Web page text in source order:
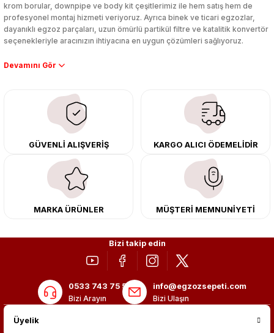
krom borular, downpipe ve body kit çeşitlerimiz ile hem satış hem de
profesyonel montaj hizmeti veriyoruz. Ayrıca binek ve ticari egzozlar,
dayanıklı egzoz parçaları, uzun ömürlü partikül filtre ve katalitik konvertör
seçenekleriyle aracınızın ihtiyacına en uygun çözümleri sağlıyoruz.
Performans artışı isteyen sürücüler için özel performans egzozları ve
çıkma orijinal ürünler ile yenileyebilir, body kit uygulamalarıyla aracınızın
tasarımını ve aerodinamisini üst seviyeye taşıyabilirsiniz.
Tüm ürünlerimiz orijinal, dayanıklı ve uzun ömürlüdür. İstanbul’daki montaj
merkezimizde profesyonel montaj yapıyor, Türkiye’nin her yerine güvenli
kargo ile teslimat gerçekleştiriyoruz. Aracınıza değer katmak için doğru
adres: Egzoz Sepeti.
GÜVENLİ ALIŞVERİŞ KARGO ALICI ÖDEMELİDİR
MARKA ÜRÜNLER MÜŞTERİ MEMNUNİYETİ
Bizi takip edin
0533 743 75 56
Bizi Arayın
info@egzozsepeti.com
Bizi Ulaşın
Üyelik